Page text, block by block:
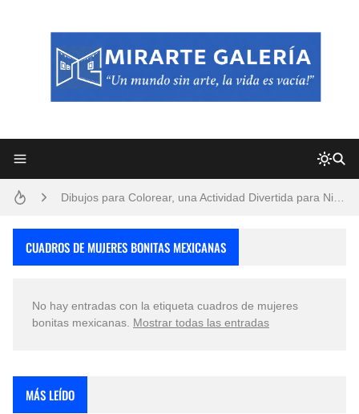
San Valentín Dibujos a Lápiz del 14 de Febrero
CUADROS DE MUJERES BONITAS MEXICANAS
No hay entradas con la etiqueta cuadros de mujeres
bonitas mexicanas Mostrar todas las entradas
MÁS LEÍDO